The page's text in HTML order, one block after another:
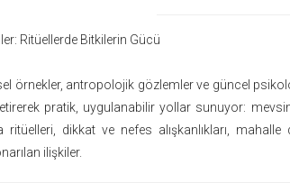
Ritüellerde Bitkilerin Gücü
örnekler, antropolojik gözlemler ve güncel
pratik, uygulanabilir yollar sunuyor:
dikkat ve nefes alışkanlıkları, mahalle
ilişkiler.